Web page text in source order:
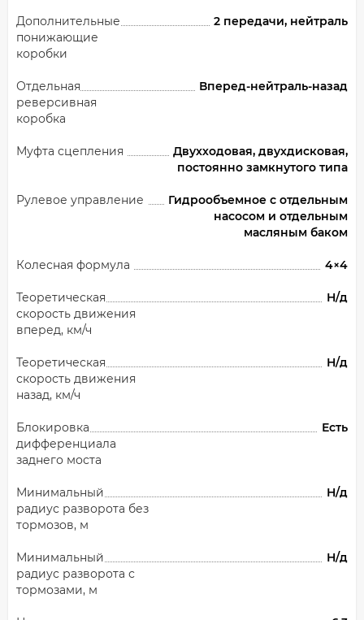
Дополнительные
понижающие
коробки
2 передачи, нейтраль
Отдельная
реверсивная
коробка
Вперед-нейтраль-назад
Муфта сцепления
Двухходовая, двухдисковая,
постоянно замкнутого типа
Рулевое управление
Гидрообъемное с отдельным
насосом и отдельным
масляным баком
Колесная формула 4×4
Теоретическая
скорость движения
вперед, км/ч
Н/д
Теоретическая
скорость движения
назад, км/ч
Н/д
Блокировка
дифференциала
заднего моста
Есть
Минимальный
радиус разворота без
тормозов, м
Н/д
Минимальный
радиус разворота с
тормозами, м
Н/д